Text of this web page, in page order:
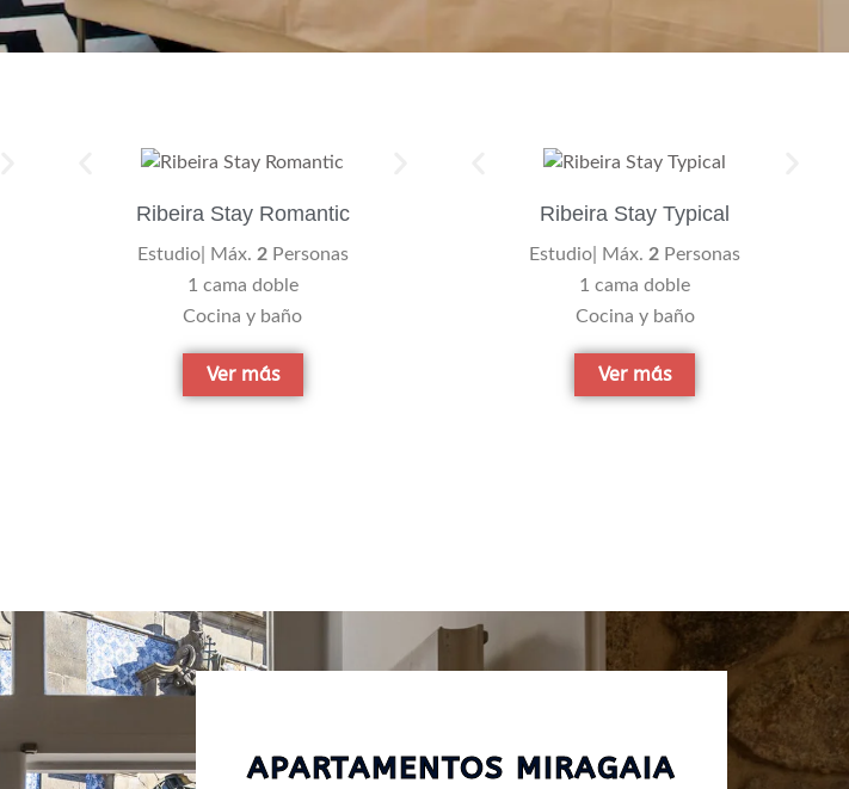
Ribeira Stay Romantic
Estudio| Máx. 2Personas
1 cama doble
Cocina y baño
Ver más
Ribeira Stay Typical
Estudio| Máx.2 Personas
1 cama doble
Cocina y baño
Ver más
APARTAMENTOS MIRAGAIA